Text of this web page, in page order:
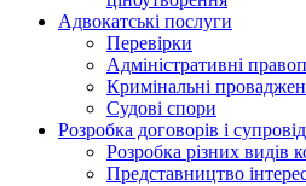
Адвокатські послуги
Перевірки
Адміністративні
Кримінальні
Судові спори
Розробка договорів і
Розробка різних видів
Представництво